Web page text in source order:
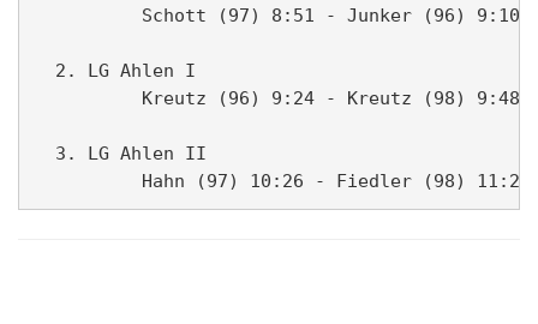
Schott (97) 8:51 - Junker (96) 9:10
2. LG Ahlen I
Kreutz (96) 9:24 - Kreutz (98) 9:48
3. LG Ahlen II